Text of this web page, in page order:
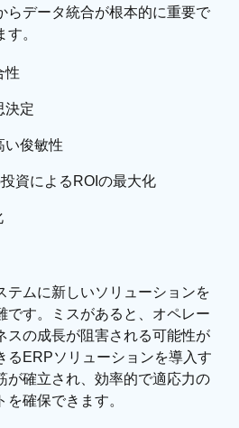
らデータ統合が根本的に重要で
。
性
決定
い俊敏性
資によるROIの最大化
テムに新しいソリューションを
です。ミスがあると、オペレー
スの成長が阻害される可能性が
るERPソリューションを導入す
が確立され、効率的で適応力の
確保できます。